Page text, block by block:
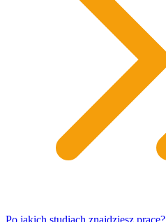
Po jakich studiach znajdziesz pracę?